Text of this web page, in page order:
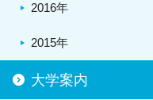
2016年
2015年
大学案内